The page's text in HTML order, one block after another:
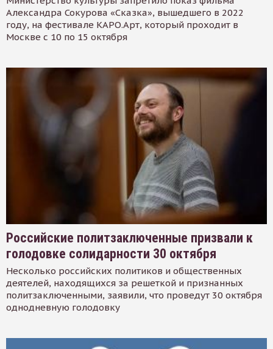
Александра Сокурова «Сказка», вышедшего в 2022
году, на фестивале КАРО.Арт, который проходит в
Москве с 10 по 15 октября
Российские политзаключенные призвали к
голодовке солидарности 30 октября
Несколько российских политиков и общественных
деятелей, находящихся за решеткой и признанных
политзаключенными, заявили, что проведут 30 октября
однодневную голодовку